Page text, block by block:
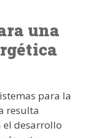
una
para la
resulta
el desarrollo